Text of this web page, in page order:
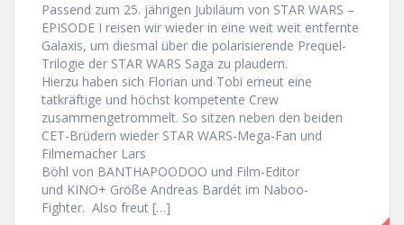
Passend zum 25. jährigen Jubiläum von STAR WARS –
EPISODE I reisen wir wieder in eine weit weit entfernte
Galaxis, um diesmal über die polarisierende Prequel-
Trilogie der STAR WARS Saga zu plaudern.
Hierzu haben sich Florian und Tobi erneut eine
tatkräftige und höchst kompetente Crew
zusammengetrommelt. So sitzen neben den beiden
CET-Brüdern wieder STAR WARS-Mega-Fan und
Filmemacher Lars
Böhl von BANTHAPOODOO und Film-Editor
und KINO+ Größe Andreas Bardét im Naboo-
Fighter. Also freut […]